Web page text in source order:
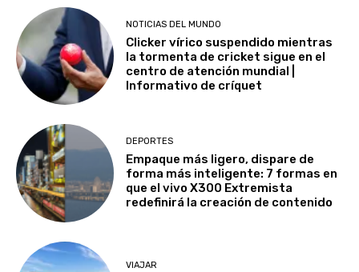
NOTICIAS DEL MUNDO
Clicker vírico suspendido mientras
la tormenta de cricket sigue en el
centro de atención mundial |
Informativo de críquet
DEPORTES
Empaque más ligero, dispare de
forma más inteligente: 7 formas en
que el vivo X300 Extremista
redefinirá la creación de contenido
VIAJAR